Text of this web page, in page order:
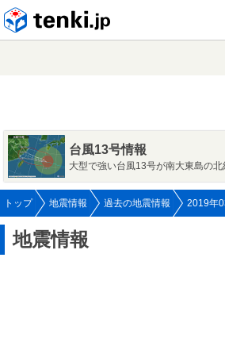
台風13号情報
大型で強い台風13号が南大東島の
トップ 地震情報 過去の地震情報 2019年
地震情報